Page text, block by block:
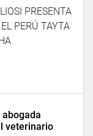
PRESENTA
PERÚ TAYTA
veterinario